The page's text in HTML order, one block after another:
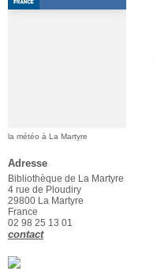
la météo à La Martyre
Adresse
Bibliothèque de La Martyre
4 rue de Ploudiry
29800 La Martyre
France
02 98 25 13 01
contact